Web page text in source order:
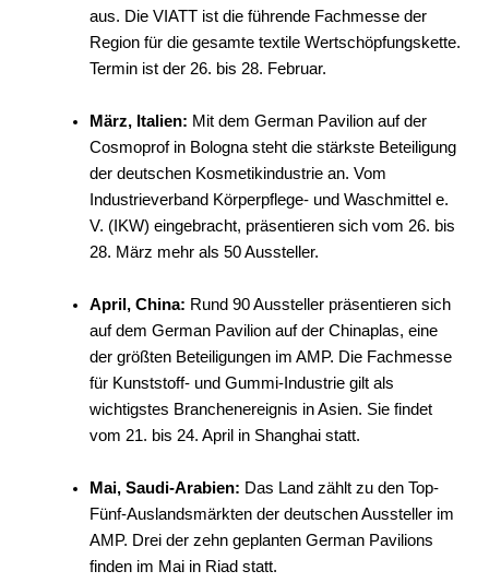
aus. Die VIATT ist die führende Fachmesse der
Region für die gesamte textile Wertschöpfungskette.
Termin ist der 26. bis 28. Februar.
März, Italien: Mit dem German Pavilion auf der
Cosmoprof in Bologna steht die stärkste Beteiligung
der deutschen Kosmetikindustrie an. Vom
Industrieverband Körperpflege- und Waschmittel e.
V. (IKW) eingebracht, präsentieren sich vom 26. bis
28. März mehr als 50 Aussteller.
April, China: Rund 90 Aussteller präsentieren sich
auf dem German Pavilion auf der Chinaplas, eine
der größten Beteiligungen im AMP. Die Fachmesse
für Kunststoff- und Gummi-Industrie gilt als
wichtigstes Branchenereignis in Asien. Sie findet
vom 21. bis 24. April in Shanghai statt.
Mai, Saudi-Arabien: Das Land zählt zu den Top-
Fünf-Auslandsmärkten der deutschen Aussteller im
AMP. Drei der zehn geplanten German Pavilions
finden im Mai in Riad statt.